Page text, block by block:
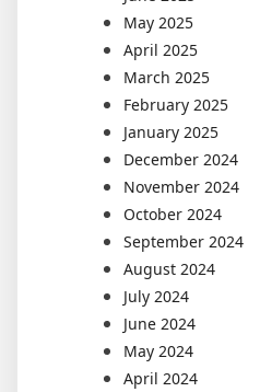
May 2025
April 2025
March 2025
February 2025
January 2025
December 2024
November 2024
October 2024
September 2024
August 2024
July 2024
June 2024
May 2024
April 2024